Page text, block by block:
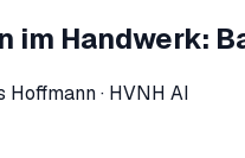
Handwerk:
Hoffmann· HVNH AI